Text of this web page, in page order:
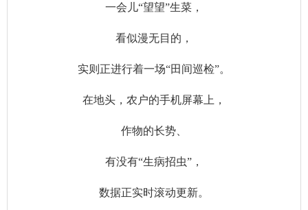
一会儿“望望”生菜，
看似漫无目的，
实则正进行着一场“田间巡检”。
在地头，农户的手机屏幕上，
作物的长势、
有没有“生病招虫”，
数据正实时滚动更新。